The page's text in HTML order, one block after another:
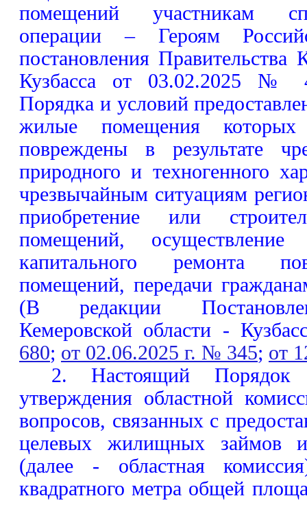
помещений участникам
операции – Героям
постановления Правительства
Кузбасса от 03.02.2025 №
Порядка и условий
жилые помещения
повреждены в результате
природного и техногенного
чрезвычайным ситуациям
приобретение или
помещений,
капитального ремонта
помещений, передачи
(В редакции
Кемеровской области -
680; от 02.06.2025 г. № 345; от
2. Настоящий Порядок
утверждения областной
вопросов, связанных с
целевых жилищных займов
(далее - областная
квадратного метра общей